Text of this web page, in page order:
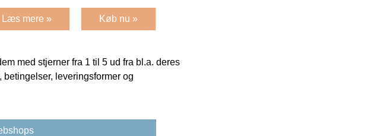
Læs mere » Køb nu »
med stjerner fra 1 til 5 ud fra bl.a. deres
leveringsformer og